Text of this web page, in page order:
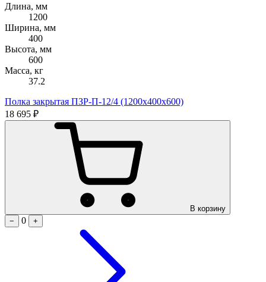
Длина, мм
1200
Ширина, мм
400
Высота, мм
600
Масса, кг
37.2
Полка закрытая ПЗР-П-12/4 (1200х400х600)
18 695 ₽
В корзину
−
0 +